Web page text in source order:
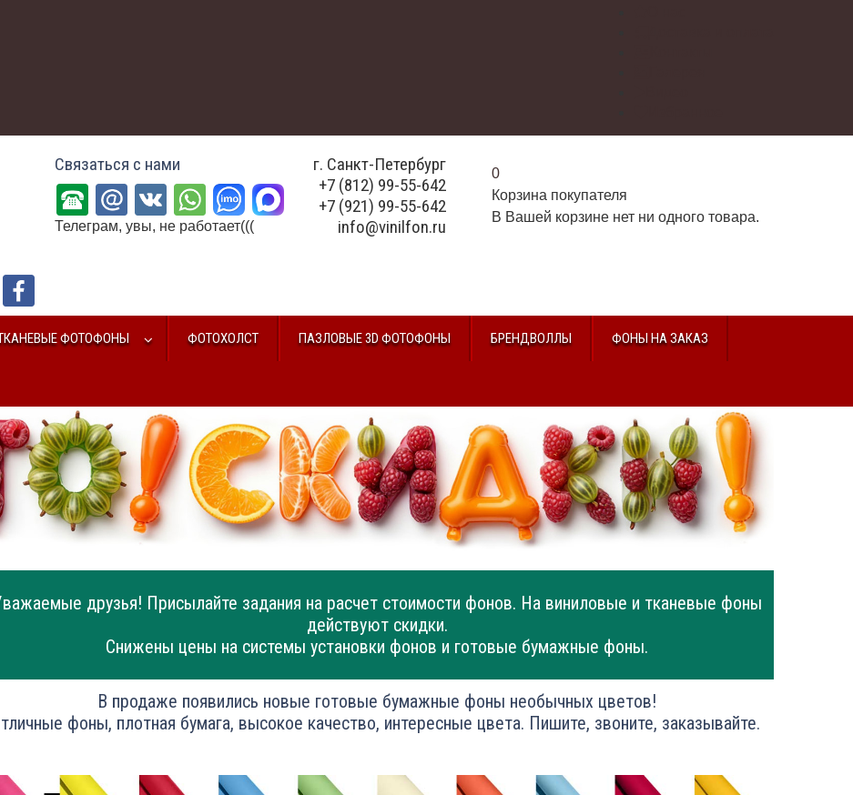
0
Корзина покупателя
В Вашей корзине нет ни одного товара.
г. Санкт-Петербург
+7 (812) 99-55-642
+7 (921) 99-55-642
info@vinilfon.ru
Связаться с нами
Телеграм, увы, не работает(((
ФОТОФОНЫ ФОТОХОЛСТ ПАЗЛОВЫЕ 3D ФОТОФОНЫ БРЕНДВОЛЛЫ ФОНЫ НА ЗАКАЗ
друзья! Присылайте задания на расчет стоимости фонов. На виниловые и тканевые фоны
действуют скидки.
Снижены цены на системы установки фонов и готовые бумажные фоны.
В продаже появились новые готовые бумажные фоны необычных цветов!
фоны, плотная бумага, высокое качество, интересные цвета. Пишите, звоните, заказывайте.